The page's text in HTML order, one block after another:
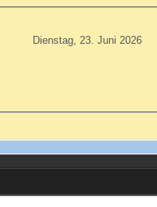
Dienstag, 23. Juni 2026